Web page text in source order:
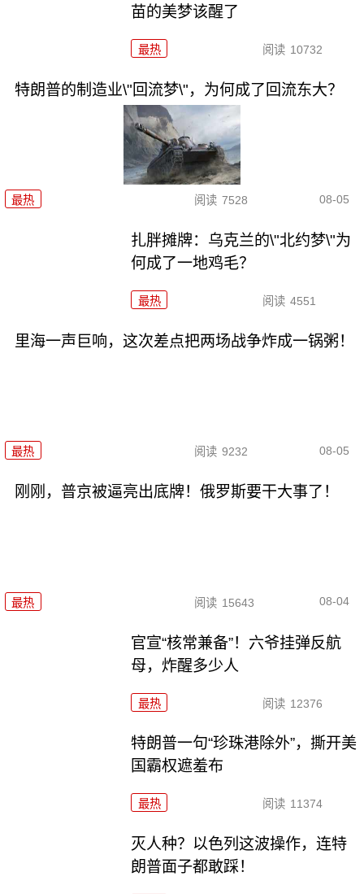
苗的美梦该醒了
最热 阅读 10732
特朗普的制造业\"回流梦\"，为何成了回流东大？
最热 阅读 7528 08-05
扎胖摊牌：乌克兰的\"北约梦\"为
何成了一地鸡毛？
最热 阅读 4551
里海一声巨响，这次差点把两场战争炸成一锅粥！
最热 阅读 9232 08-05
刚刚，普京被逼亮出底牌！俄罗斯要干大事了！
最热 阅读 15643 08-04
官宣“核常兼备”！六爷挂弹反航
母，炸醒多少人
最热 阅读 12376
特朗普一句“珍珠港除外”，撕开美
国霸权遮羞布
最热 阅读 11374
灭人种？以色列这波操作，连特
朗普面子都敢踩！